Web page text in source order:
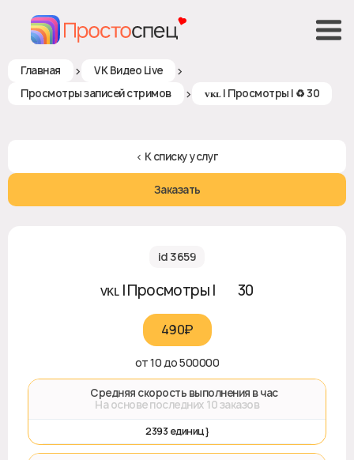
Главная > VK Видео Live >
Просмотры записей стримов > ᴠᴋʟ | Просмотры | ♻ 30
< К списку услуг
Заказать
id 3659
ᴠᴋʟ | Просмотры | ♻ 30
490₽‎
от 10 до 500000
🚀 Средняя скорость выполнения в час
На основе последних 10 заказов
2393 единиц}